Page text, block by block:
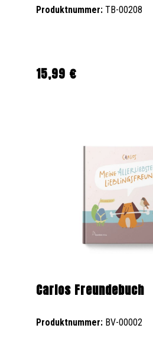
Produktnummer: TB-00208
Regulärer Preis:
15,99 €
Carlos Freundebuch
Produktnummer: BV-00002